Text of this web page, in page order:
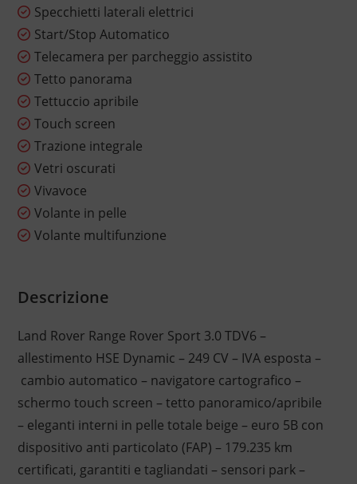
Specchietti laterali elettrici
Start/Stop Automatico
Telecamera per parcheggio assistito
Tetto panorama
Tettuccio apribile
Touch screen
Trazione integrale
Vetri oscurati
Vivavoce
Volante in pelle
Volante multifunzione
Descrizione
Land Rover Range Rover Sport 3.0 TDV6 –
allestimento HSE Dynamic – 249 CV – IVA esposta –
cambio automatico – navigatore cartografico –
schermo touch screen – tetto panoramico/apribile
– eleganti interni in pelle totale beige – euro 5B con
dispositivo anti particolato (FAP) – 179.235 km
certificati, garantiti e tagliandati – sensori park –